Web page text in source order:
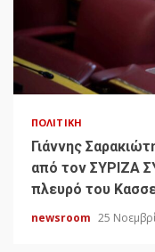
ΠΟΛΙΤΙΚΉ
Γιάννης
από τον ΣΥΡΙΖΑ
πλευρό του
newsroom 25